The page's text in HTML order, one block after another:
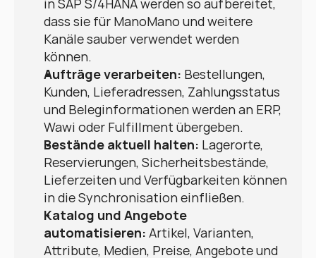
in SAP S/4HANA werden so aufbereitet,
dass sie für ManoMano und weitere
Kanäle sauber verwendet werden
können.
Aufträge verarbeiten: Bestellungen,
Kunden, Lieferadressen, Zahlungsstatus
und Beleginformationen werden an ERP,
Wawi oder Fulfillment übergeben.
Bestände aktuell halten: Lagerorte,
Reservierungen, Sicherheitsbestände,
Lieferzeiten und Verfügbarkeiten können
in die Synchronisation einfließen.
Katalog und Angebote
automatisieren: Artikel, Varianten,
Attribute, Medien, Preise, Angebote und